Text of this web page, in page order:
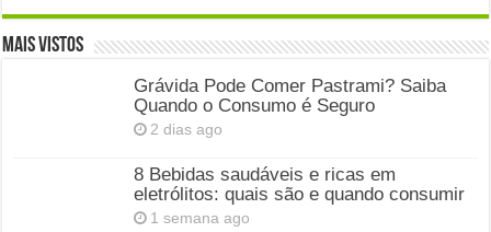
Mais Vistos
Grávida Pode Comer Pastrami? Saiba
Quando o Consumo é Seguro
2 dias ago
8 Bebidas saudáveis e ricas em
eletrólitos: quais são e quando consumir
1 semana ago